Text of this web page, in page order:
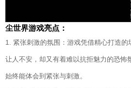
尘世界游戏亮点：
1. 紧张刺激的氛围：游戏凭借精心打造
让人不安，却又有着难以抗拒魅力的恐怖
始终能体会到紧张与刺激。